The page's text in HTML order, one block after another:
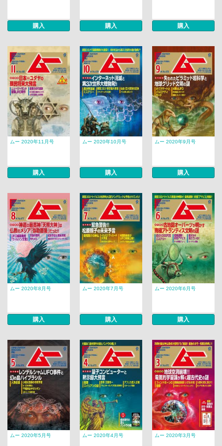
購入 購入 購入
ムー 2020年11月号
購入
ムー 2020年10月号
購入
ムー 2020年9月号
購入
ムー 2020年8月号
購入
ムー 2020年7月号
購入
ムー 2020年6月号
購入
ムー 2020年5月号 ムー 2020年4月号 ムー 2020年3月号